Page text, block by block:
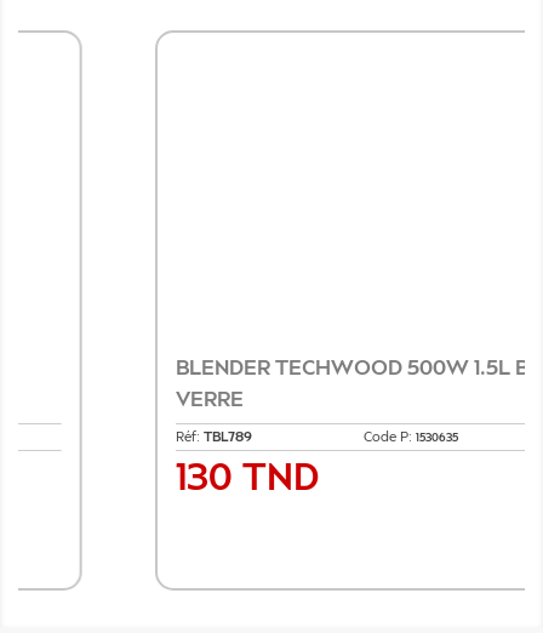
BLENDER TECHWOOD 500W 1.5L BOL
1530635
130 TND